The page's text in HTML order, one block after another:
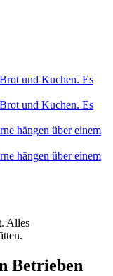
Betrieben